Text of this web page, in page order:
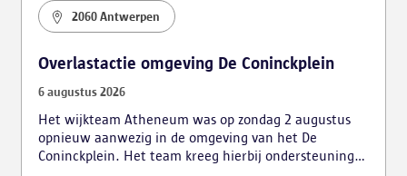
2060 Antwerpen
Overlastactie omgeving De Coninckplein
6 augustus 2026
Het wijkteam Atheneum was op zondag 2 augustus
opnieuw aanwezig in de omgeving van het De
Coninckplein. Het team kreeg hierbij ondersteuning